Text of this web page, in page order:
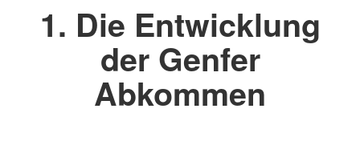
1. Die Entwicklung
der Genfer
Abkommen